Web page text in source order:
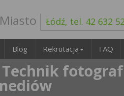
Miasto Łódź, tel. 42 632
Blog Rekrutacja FAQ
Technik